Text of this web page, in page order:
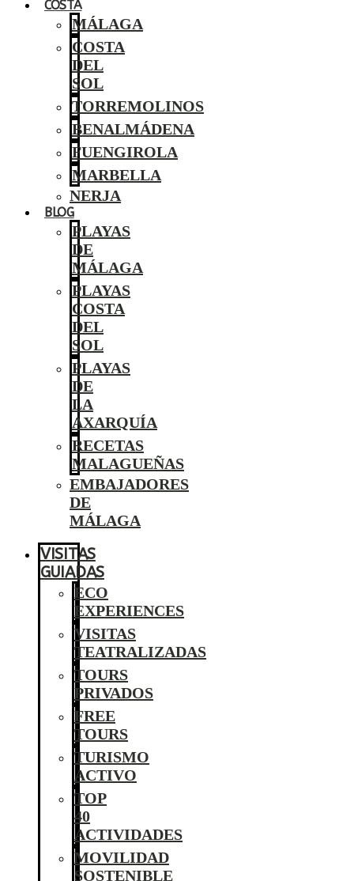
COSTA
MÁLAGA
COSTA
DEL
SOL
TORREMOLINOS
BENALMÁDENA
FUENGIROLA
MARBELLA
NERJA
BLOG
PLAYAS
DE
MÁLAGA
PLAYAS
COSTA
DEL
SOL
PLAYAS
DE
LA
AXARQUÍA
RECETAS
MALAGUEÑAS
EMBAJADORES
DE
MÁLAGA
VISITAS
GUIADAS
ECO
EXPERIENCES
VISITAS
TEATRALIZADAS
TOURS
PRIVADOS
FREE
TOURS
TURISMO
ACTIVO
TOP
40
ACTIVIDADES
MOVILIDAD
SOSTENIBLE